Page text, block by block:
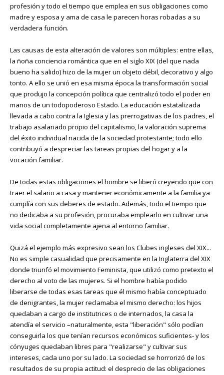
profesión y todo el tiempo que emplea en sus obligaciones como
madre y esposa y ama de casa le parecen horas robadas a su
verdadera función.
Las causas de esta alteración de valores son múltiples: entre ellas,
la ñoña conciencia romántica que en el siglo XIX (del que nada
bueno ha salido) hizo de la mujer un objeto débil, decorativo y algo
tonto. A ello se unió en esa misma época la transformación social
que produjo la concepción política que centralizó todo el poder en
manos de un todopoderoso Estado. La educación estatalizada
llevada a cabo contra la Iglesia y las prerrogativas de los padres, el
trabajo asalariado propio del capitalismo, la valoración suprema
del éxito individual nacida de la sociedad protestante; todo ello
contribuyó a despreciar las tareas propias del hogar y a la
vocación familiar.
De todas estas obligaciones el hombre se liberó creyendo que con
traer el salario a casa y mantener económicamente a la familia ya
cumplía con sus deberes de estado. Además, todo el tiempo que
no dedicaba a su profesión, procuraba emplearlo en cultivar una
vida social completamente ajena al entorno familiar.
Quizá el ejemplo más expresivo sean los Clubes ingleses del XIX...
No es simple casualidad que precisamente en la Inglaterra del XIX
donde triunfó el movimiento Feminista, que utilizó como pretexto el
derecho al voto de las mujeres. Si el hombre había podido
liberarse de todas esas tareas que él mismo había conceptuado
de denigrantes, la mujer reclamaba el mismo derecho: los hijos
quedaban a cargo de institutrices o de internados, la casa la
atendía el servicio –naturalmente, esta "liberación" sólo podían
conseguirla los que tenían recursos económicos suficientes- y los
cónyuges quedaban libres para "realizarse" y cultivar sus
intereses, cada uno por su lado. La sociedad se horrorizó de los
resultados de su propia actitud: el desprecio de las obligaciones